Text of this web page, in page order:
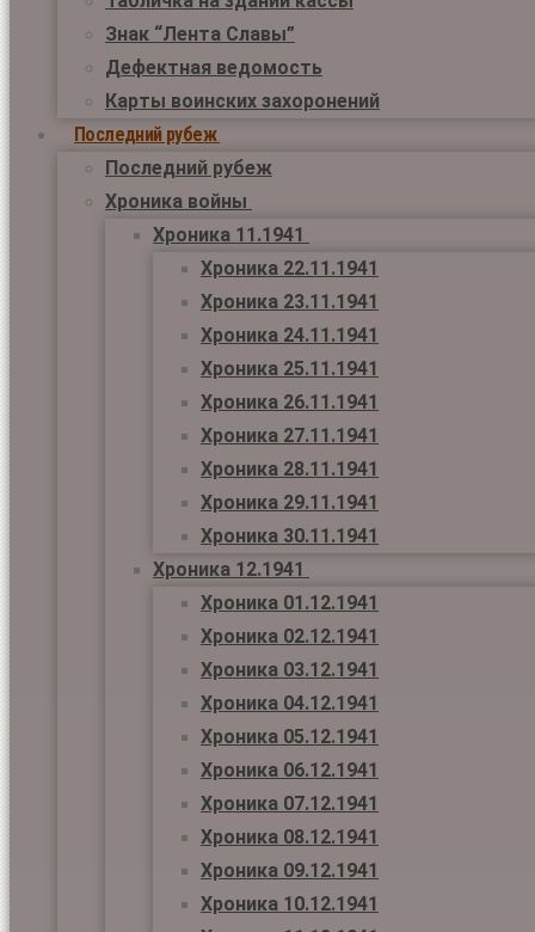
Знак “Лента Славы”
Дефектная ведомость
Карты воинских захоронений
Последний рубеж
Последний рубеж
Хроника войны
Хроника 11.1941
Хроника 22.11.1941
Хроника 23.11.1941
Хроника 24.11.1941
Хроника 25.11.1941
Хроника 26.11.1941
Хроника 27.11.1941
Хроника 28.11.1941
Хроника 29.11.1941
Хроника 30.11.1941
Хроника 12.1941
Хроника 01.12.1941
Хроника 02.12.1941
Хроника 03.12.1941
Хроника 04.12.1941
Хроника 05.12.1941
Хроника 06.12.1941
Хроника 07.12.1941
Хроника 08.12.1941
Хроника 09.12.1941
Хроника 10.12.1941